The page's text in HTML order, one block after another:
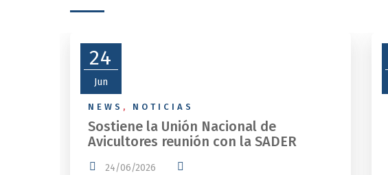
24
Jun
NEWS , NOTICIAS
Sostiene la Unión Nacional de
Avicultores reunión con la SADER
24/06/2026